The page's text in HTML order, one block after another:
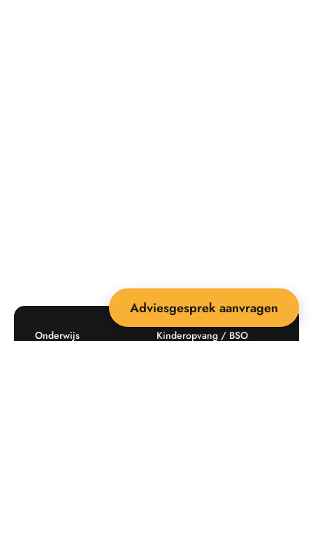
Onderwijs Kinderopvang / BSO
Adviesgesprek aanvragen